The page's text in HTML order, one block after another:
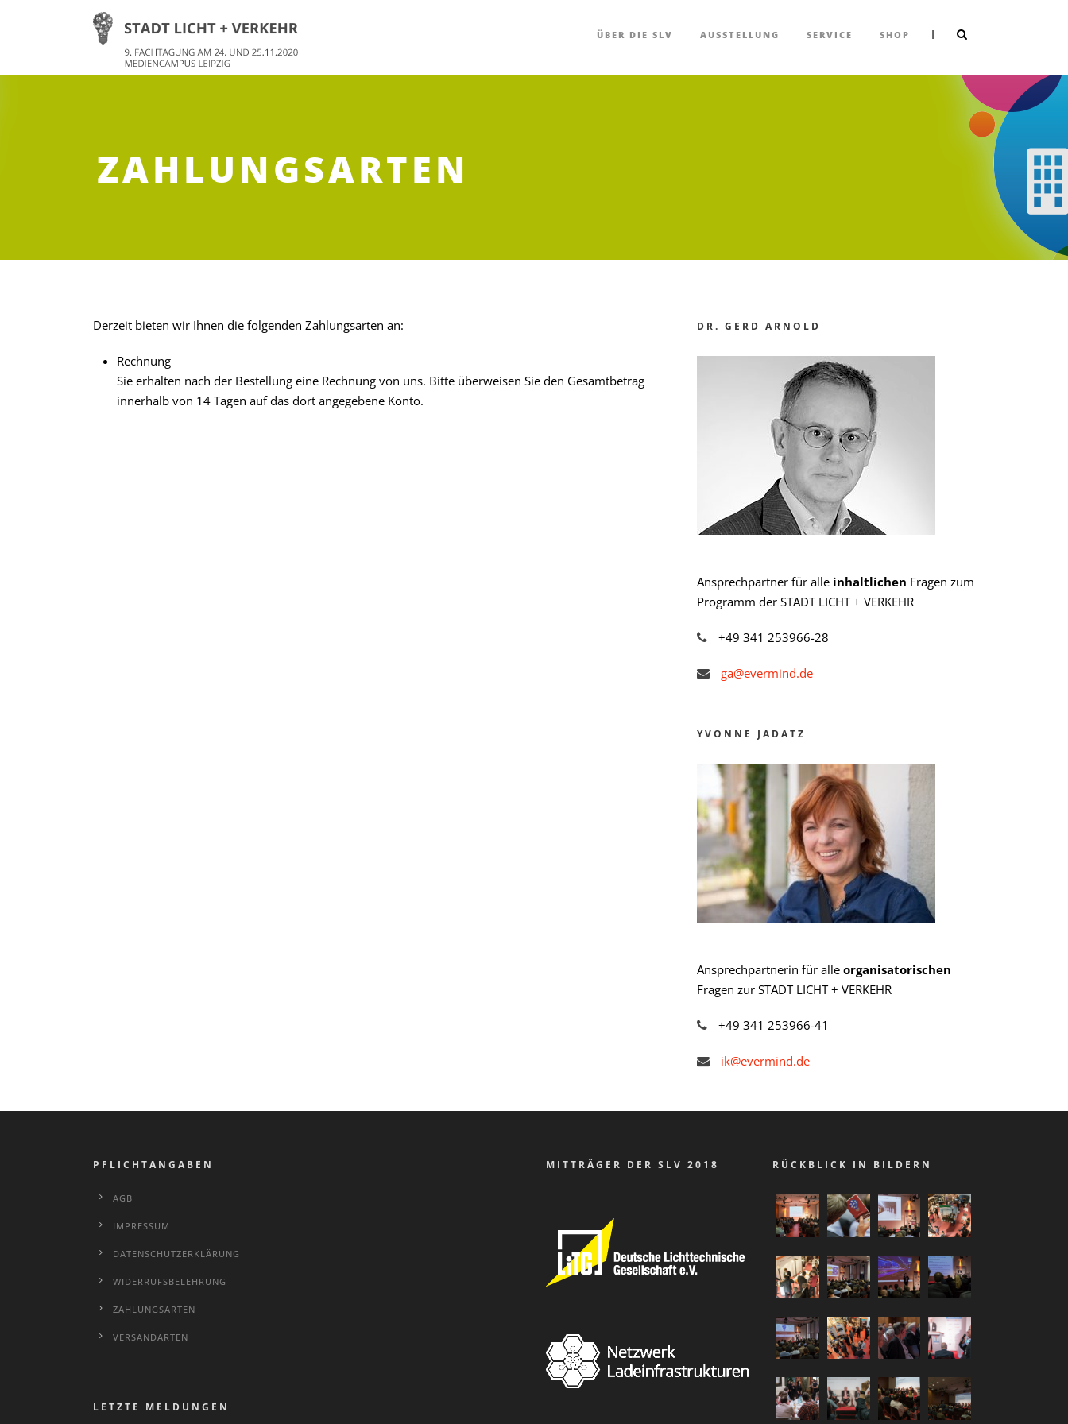
ÜBER DIE SLV AUSSTELLUNG SERVICE SHOP |
ZAHLUNGSARTEN
Derzeit bieten wir Ihnen die folgenden Zahlungsarten an:
Rechnung
Sie erhalten nach der Bestellung eine Rechnung von uns. Bitte überweisen Sie den Gesamtbetrag
innerhalb von 14 Tagen auf das dort angegebene Konto.
DR. GERD ARNOLD
Ansprechpartner für alle inhaltlichen Fragen zum
Programm der STADT LICHT + VERKEHR
+49 341 253966-28
ga@evermind.de
YVONNE JADATZ
Ansprechpartnerin für alle organisatorischen
Fragen zur STADT LICHT + VERKEHR
+49 341 253966-41
ik@evermind.de
PFLICHTANGABEN
AGB
IMPRESSUM
DATENSCHUTZERKLÄRUNG
WIDERRUFSBELEHRUNG
ZAHLUNGSARTEN
VERSANDARTEN
LETZTE MELDUNGEN
MITTRÄGER DER SLV 2018 RÜCKBLICK IN BILDERN